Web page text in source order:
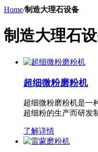
Home/制造大理石设备
制造大理石
超细微粉磨粉机
超细微粉磨粉机是一
超细粉的生产而研发
了解详情